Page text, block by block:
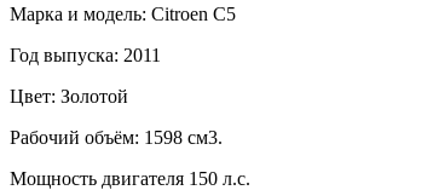
Марка и модель: Citroen C5
Год выпуска: 2011
Цвет: Золотой
Рабочий объём: 1598 см3.
Мощность двигателя 150 л.с.